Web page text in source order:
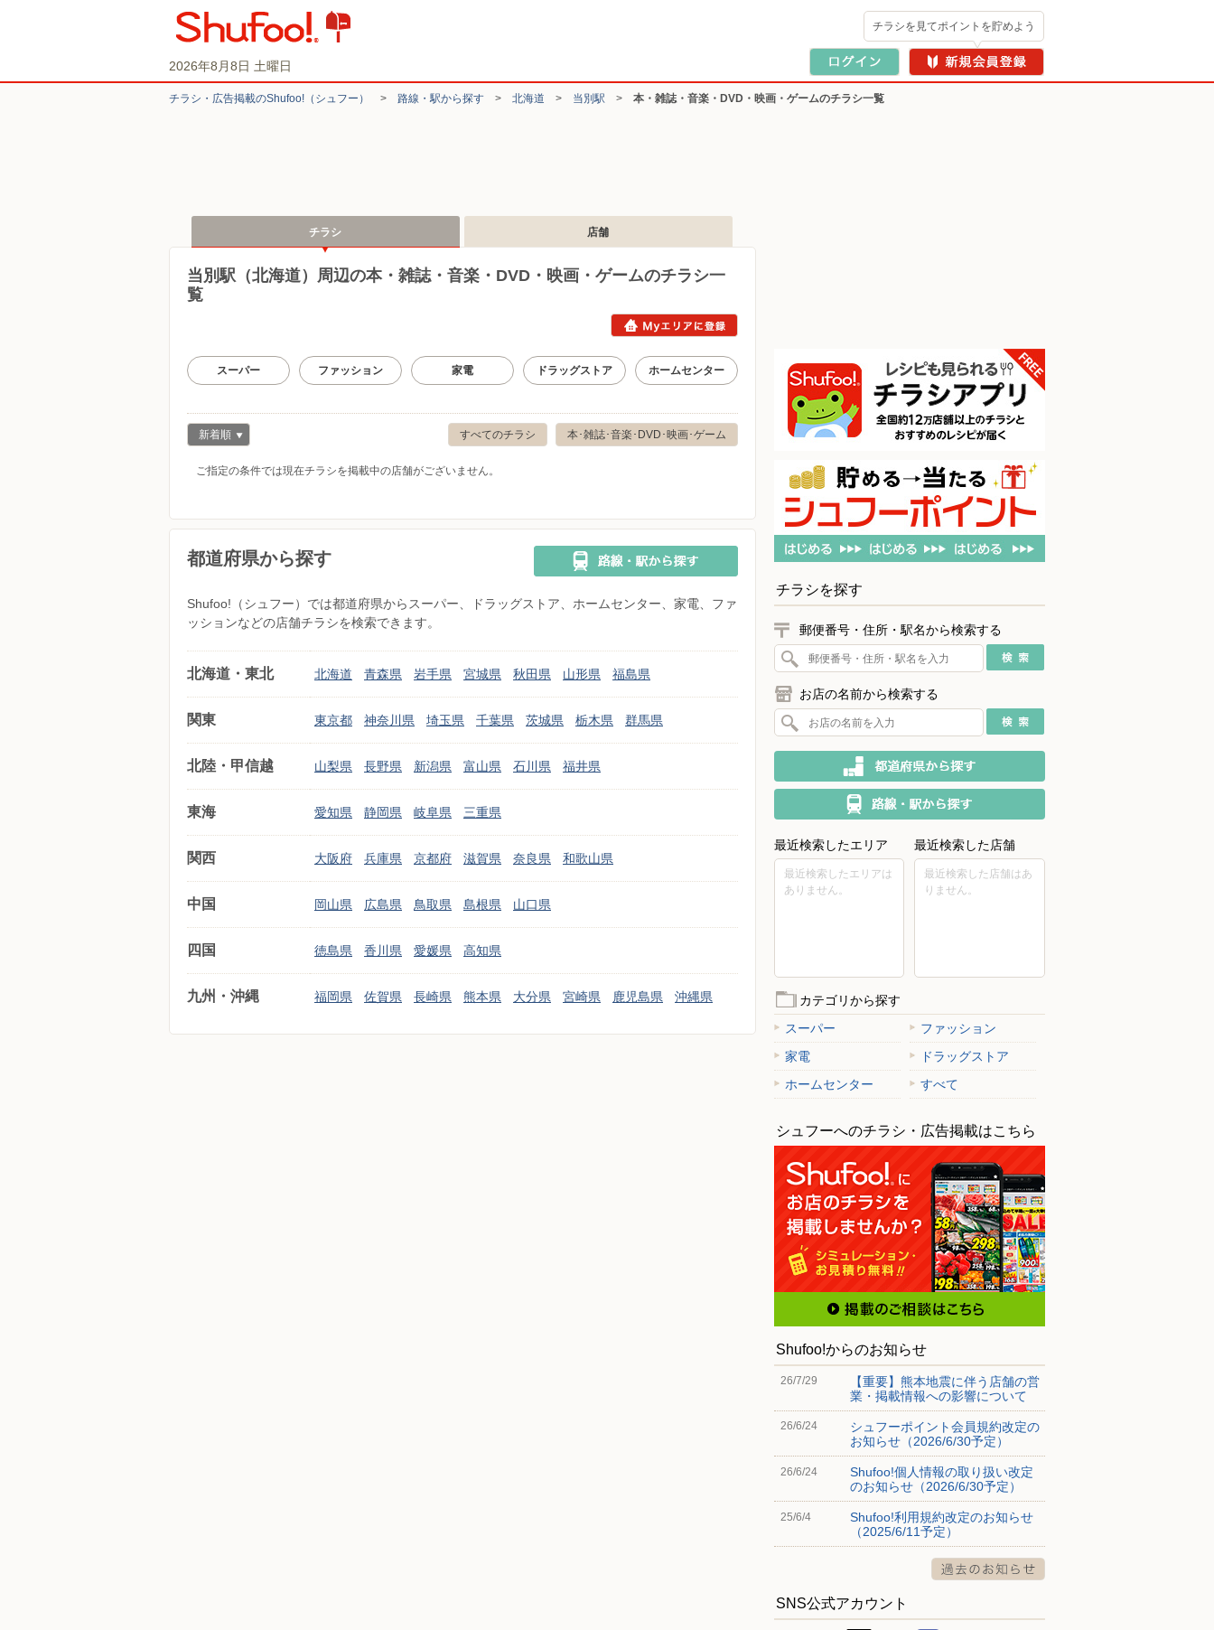
2026年8月8日 土曜日
チラシを見てポイントを貯めよう
チラシ・​広告掲載の​Shufoo!​（シュフー） > 路線・駅から探す > 北海道 > 当別駅 > 本・雑誌・音楽・DVD・映画・ゲームのチラシ一覧
チラシ 店舗
当別駅（北海道）周辺の本・雑誌・音楽・DVD・映画・ゲームのチラシ一
覧
スーパー ファッション 家電 ドラッグストア ホームセンター
本･雑誌･音楽･DVD･映画･ゲーム
すべてのチラシ
新着順
ご指定の条件では現在チラシを掲載中の店舗がございません。
都道府県から探す
Shufoo!（シュフー）では都道府県からスーパー、ドラッグストア、ホームセンター、家電、ファ
ッションなどの店舗チラシを検索できます。
北海道・東北 北海道 青森県 岩手県 宮城県 秋田県 山形県 福島県
関東 東京都 神奈川県 埼玉県 千葉県 茨城県 栃木県 群馬県
北陸・甲信越 山梨県 長野県 新潟県 富山県 石川県 福井県
東海 愛知県 静岡県 岐阜県 三重県
関西 大阪府 兵庫県 京都府 滋賀県 奈良県 和歌山県
中国 岡山県 広島県 鳥取県 島根県 山口県
四国 徳島県 香川県 愛媛県 高知県
九州・沖縄 福岡県 佐賀県 長崎県 熊本県 大分県 宮崎県 鹿児島県 沖縄県
チラシを探す
郵便番号・住所・駅名から検索する
お店の名前から検索する
最近検索したエリア
最近検索したエリアは
ありません。
最近検索した店舗
最近検索した店舗はあ
りません。
カテゴリから探す
スーパー
ファッション
家電
ドラッグストア
ホームセンター
すべて
シュフーへのチラシ・広告掲載はこちら
Shufoo!からのお知らせ
26/7/29
【重要】熊本地震に伴う店舗の営
業・掲載情報への影響について
26/6/24
シュフーポイント会員規約改定の
お知らせ（2026/6/30予定）
26/6/24
Shufoo!個人情報の取り扱い改定
のお知らせ（2026/6/30予定）
25/6/4
Shufoo!利用規約改定のお知らせ
（2025/6/11予定）
SNS公式アカウント